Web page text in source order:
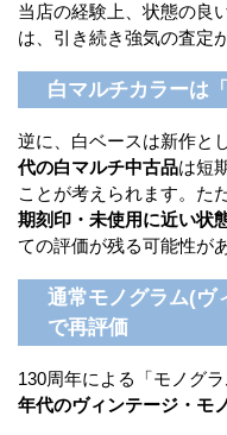
当店の経験上、状態の良
は、引き続き強気の査定
白マルチカラーは
逆に、白ベースは新作と
代の白マルチ中古品は短
ことが考えられます。た
期刻印・未使用に近い状
ての評価が残る可能性が
通常モノグラム(ヴ
で再評価
130周年による「モノグ
年代のヴィンテージ・モ